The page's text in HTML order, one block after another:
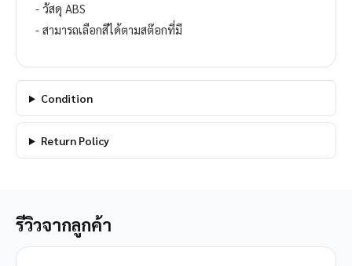
- วัสดุ ABS
- สามารถเลือกสีได้ตามสต๊อกที่มี
Condition
Return Policy
รีวิวจากลูกค้า